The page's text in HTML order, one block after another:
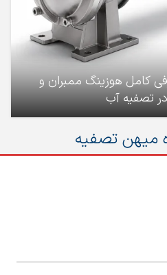
کامل هوزینگ ممبران و
در تصفیه آب
میهن تصفیه